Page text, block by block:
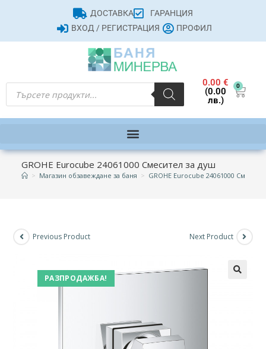
ДОСТАВКА
ГАРАНЦИЯ
ВХОД / РЕГИСТРАЦИЯ
ПРОФИЛ
0.00€
(0.00
лв.)
0
GROHE Eurocube 24061000 Смесител за душ
> Магазин обзавеждане за баня > GROHE Eurocube 24061000
РАЗПРОДАЖБА!
Previous Product Next Product